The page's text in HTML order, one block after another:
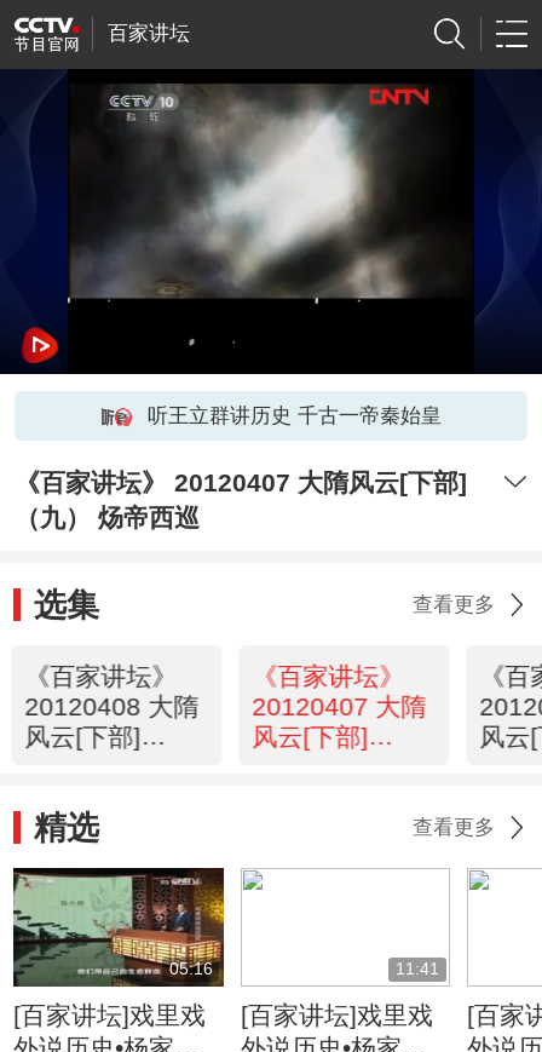
百家讲坛
听王立群讲历史 千古一帝秦始皇
《百家讲坛》 20120407 大隋风云[下部]
（九） 炀帝西巡
选集 查看更多
《百家讲坛》
20120408 大隋
风云[下部]
《百家讲坛》
20120407 大隋
风云[下部]
《
风云
精选 查看更多
05:16
[百家讲坛]戏里戏
11:41
[百家讲坛]戏里戏
[百家